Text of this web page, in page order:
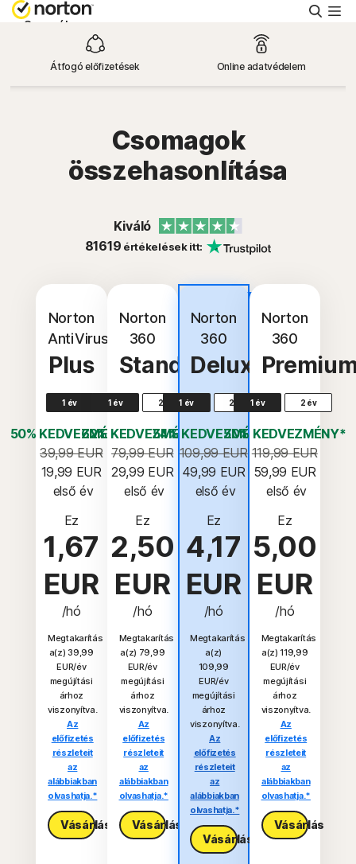
Személyes
Small Business
Ingyenes próba
Magyarország
Bejelentkezés
Átfogó előfizetések Online adatvédelem
Csomagok
összehasonlítása
Kiváló
81619 értékelések itt:
Norton
AntiVirus
Plus
1 év
50% KEDVEZMÉNY*
39,99 EUR
19,99 EUR
első év
Ez
1,67
EUR
/hó
Megtakarítás
a(z) 39,99
EUR/év
megújítási
árhoz
viszonyítva.
Az
előfizetés
részleteit
az
alábbiakban
olvashatja.*
Vásárlás
Norton
360
Standard
1 év 2 év
62% KEDVEZMÉNY*
79,99 EUR
29,99 EUR
első év
Ez
2,50
EUR
/hó
Megtakarítás
a(z) 79,99
EUR/év
megújítási
árhoz
viszonyítva.
Az
előfizetés
részleteit
az
alábbiakban
olvashatja.*
Vásárlás
vétel
Norton
360
Deluxe
1 év 2 év
54% KEDVEZMÉNY*
109,99 EUR
49,99 EUR
első év
Ez
4,17
EUR
/hó
Megtakarítás
a(z)
109,99
EUR/év
megújítási
árhoz
viszonyítva.
Az
előfizetés
részleteit
az
alábbiakban
olvashatja.*
Vásárlás
Norton
360
1 év 2 év
50% KEDVEZMÉNY*
119,99 EUR
59,99 EUR
első év
Ez
5,00
EUR
/hó
Megtakarítás
a(z) 119,99
EUR/év
megújítási
árhoz
viszonyítva.
Az
előfizetés
részleteit
az
alábbiakban
olvashatja.*
Vásárlás